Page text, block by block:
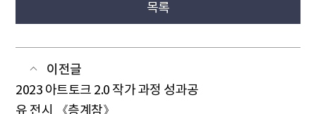
목록
이전글
2023 아트토크 2.0 작가 과정 성과공
유 전시 《층계참》